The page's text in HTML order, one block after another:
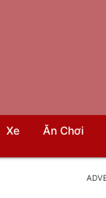
Xe Ăn Chơi